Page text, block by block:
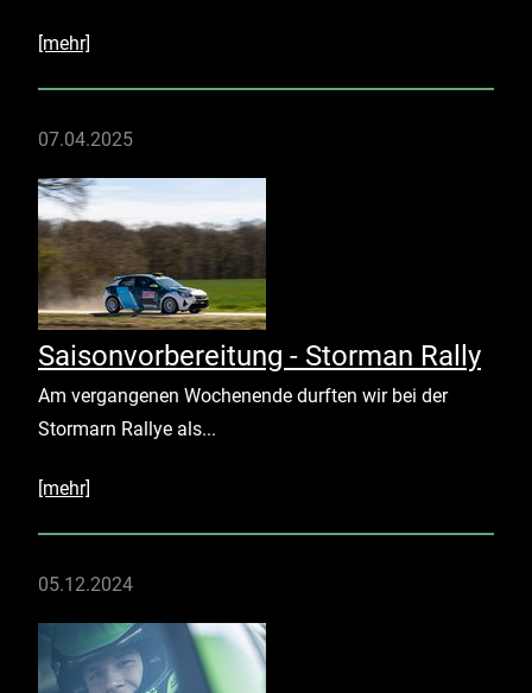
[mehr]
07.04.2025
Saisonvorbereitung - Storman Rally
Am vergangenen Wochenende durften wir bei der
Stormarn Rallye als...
[mehr]
05.12.2024